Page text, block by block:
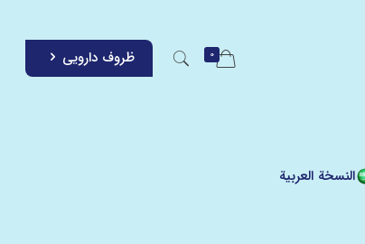
النسخة العربية
0 ظروف دارویی